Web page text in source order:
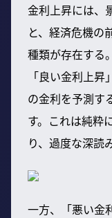
金利上昇には、
と、経済危機の
種類が存在する。
「良い金利上
の金利を予測す
す。これは純粋
り、過度な深読
一方、「悪い金